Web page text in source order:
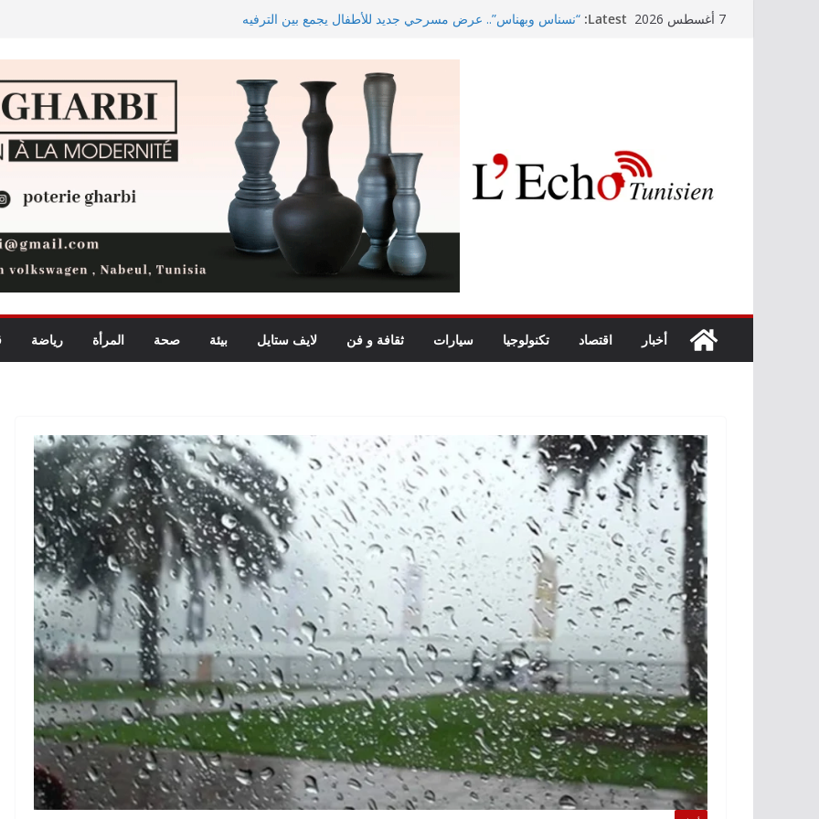
Skip7 أغسطس 2026 Latest: “نسناس وبهناس”.. عرض مسرحي جديد للأطفال يجمع بين الترفيه
موعد ذكرى المولد النبوي الشّريف فلكيّا
رابطة الأبطال: النادي الإفريقي يُواجه دجوليبا في الدور التمهيدي الأوّل
أخبار اقتصاد تكنولوجيا سيارات ثقافة و فن لايف ستايل بيئة صحة المرأة رياضة